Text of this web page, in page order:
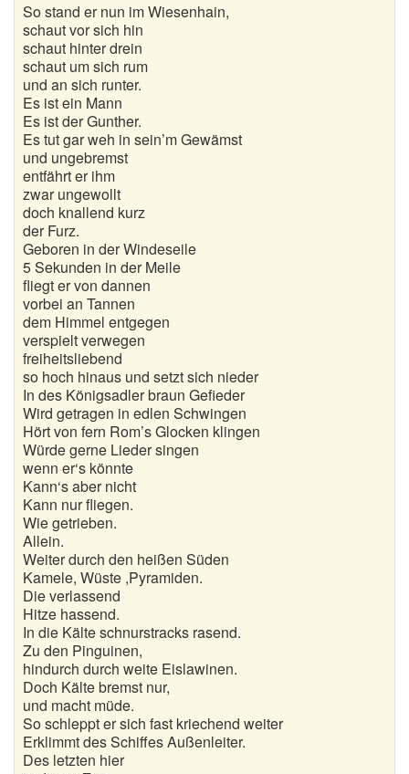
Hochzeitsgedichte
Kindergedichte
Kurze Gedichte
Liebesgedichte
Lustige Gedichte
Muttertagsgedichte
Neujahrsgedichte
Nikolausgedichte
Ostergedichte
Romantische Gedichte
Schöne Gedichte
Sommergedichte
Taufgedichte
Trauergedichte
Traurige Gedichte
Valentinstag Gedichte
Vatertagsgedichte
Weihnachtsgedichte
Wintergedichte
Dichter
So stand er nun im Wiesenhain,
schaut vor sich hin
schaut hinter drein
schaut um sich rum
und an sich runter.
Es ist ein Mann
Es ist der Gunther.
Es tut gar weh in sein’m Gewämst
und ungebremst
entfährt er ihm
zwar ungewollt
doch knallend kurz
der Furz.
Geboren in der Windeseile
5 Sekunden in der Meile
fliegt er von dannen
vorbei an Tannen
dem Himmel entgegen
verspielt verwegen
freiheitsliebend
so hoch hinaus und setzt sich nieder
In des Königsadler braun Gefieder
Wird getragen in edlen Schwingen
Hört von fern Rom’s Glocken klingen
Würde gerne Lieder singen
wenn er‘s könnte
Kann‘s aber nicht
Kann nur fliegen.
Wie getrieben.
Allein.
Weiter durch den heißen Süden
Kamele, Wüste ,Pyramiden.
Die verlassend
Hitze hassend.
In die Kälte schnurstracks rasend.
Zu den Pinguinen,
hindurch durch weite Eislawinen.
Doch Kälte bremst nur,
und macht müde.
So schleppt er sich fast kriechend weiter
Erklimmt des Schiffes Außenleiter.
Des letzten hier